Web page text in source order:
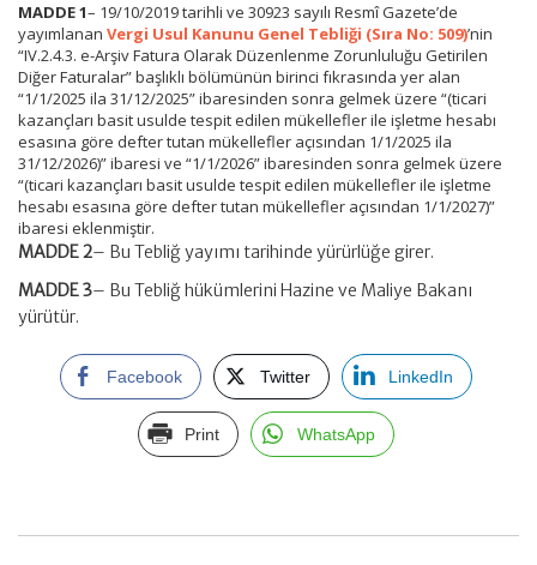
MADDE 1– 19/10/2019 tarihli ve 30923 sayılı Resmî Gazete’de
yayımlanan Vergi Usul Kanunu Genel Tebliği (Sıra No: 509)’nin
“IV.2.4.3. e-Arşiv Fatura Olarak Düzenlenme Zorunluluğu Getirilen
Diğer Faturalar” başlıklı bölümünün birinci fıkrasında yer alan
“1/1/2025 ila 31/12/2025” ibaresinden sonra gelmek üzere “(ticari
kazançları basit usulde tespit edilen mükellefler ile işletme hesabı
esasına göre defter tutan mükellefler açısından 1/1/2025 ila
31/12/2026)” ibaresi ve “1/1/2026” ibaresinden sonra gelmek üzere
“(ticari kazançları basit usulde tespit edilen mükellefler ile işletme
hesabı esasına göre defter tutan mükellefler açısından 1/1/2027)”
ibaresi eklenmiştir.
MADDE 2– Bu Tebliğ yayımı tarihinde yürürlüğe girer.
MADDE 3– Bu Tebliğ hükümlerini Hazine ve Maliye Bakanı
yürütür.
Facebook Twitter LinkedIn
Print WhatsApp